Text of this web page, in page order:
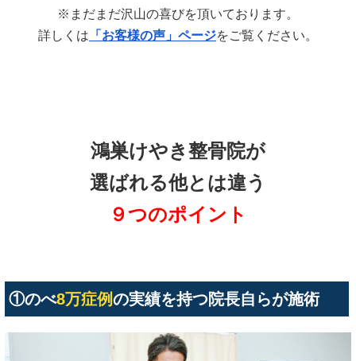
※まだまだ沢山の喜びを頂いております。
詳しくは 「お客様の声」ページをご覧ください。
鴻巣けやき整骨院が
選ばれる他とは違う
９つのポイント
①のべ8万症例の実績を持つ院長自らが施術